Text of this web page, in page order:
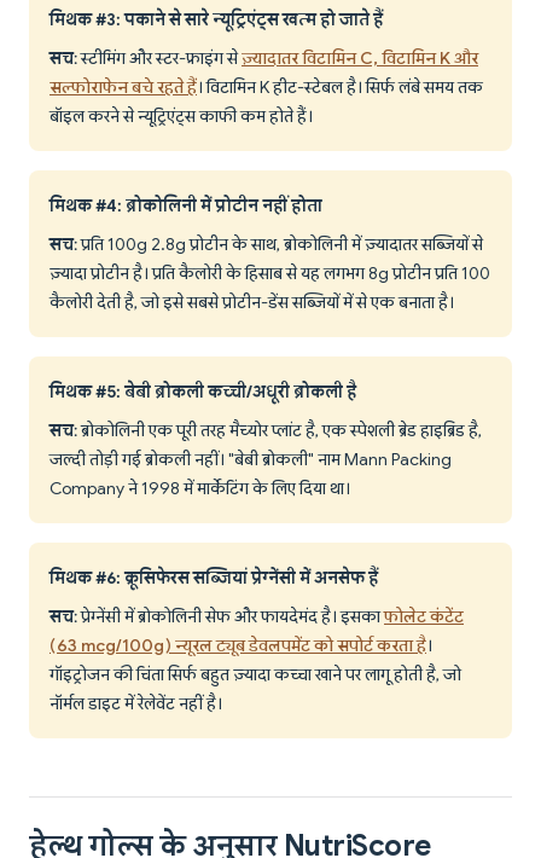
मिथक #3: पकाने से सारे न्यूट्रिएंट्स खत्म हो जाते हैं
सच: स्टीमिंग और स्टर-फ्राइंग सेज़्यादातर विटामिन C, विटामिन K और
सल्फोराफेन बचे रहते हैं। विटामिन K हीट-स्टेबल है। सिर्फ लंबे समय तक
बॉइल करने से न्यूट्रिएंट्स काफी कम होते हैं।
मिथक #4: ब्रोकोलिनी में प्रोटीन नहीं होता
सच: प्रति 100g 2.8g प्रोटीन के साथ, ब्रोकोलिनी में ज़्यादातर सब्जियों से
ज़्यादा प्रोटीन है। प्रति कैलोरी के हिसाब से यह लगभग 8g प्रोटीन प्रति 100
कैलोरी देती है, जो इसे सबसे प्रोटीन-डेंस सब्जियों में से एक बनाता है।
मिथक #5: बेबी ब्रोकली कच्ची/अधूरी ब्रोकली है
सच: ब्रोकोलिनी एक पूरी तरह मैच्योर प्लांट है, एक स्पेशली ब्रेड हाइब्रिड है,
जल्दी तोड़ी गई ब्रोकली नहीं। "बेबी ब्रोकली" नाम Mann Packing
Company ने 1998 में मार्केटिंग के लिए दिया था।
मिथक #6: क्रूसिफेरस सब्जियां प्रेग्नेंसी में अनसेफ हैं
सच: प्रेग्नेंसी में ब्रोकोलिनी सेफ और फायदेमंद है। इसकाफोलेट कंटेंट
(63 mcg/100g) न्यूरल ट्यूब डेवलपमेंट को सपोर्ट करता है।
गॉइट्रोजन की चिंता सिर्फ बहुत ज़्यादा कच्चा खाने पर लागू होती है, जो
नॉर्मल डाइट में रेलेवेंट नहीं है।
हेल्थ गोल्स के अनुसार NutriScore